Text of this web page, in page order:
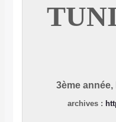
3ème année,
archives :